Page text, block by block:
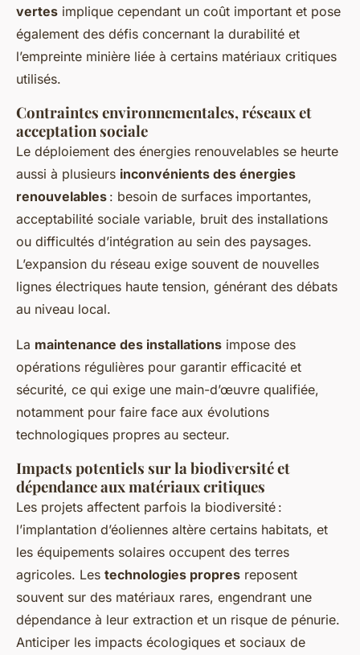
vertes implique cependant un coût important et pose
également des défis concernant la durabilité et
l’empreinte minière liée à certains matériaux critiques
utilisés.
Contraintes environnementales, réseaux et
acceptation sociale
Le déploiement des énergies renouvelables se heurte
aussi à plusieurs inconvénients des énergies
renouvelables : besoin de surfaces importantes,
acceptabilité sociale variable, bruit des installations
ou difficultés d’intégration au sein des paysages.
L’expansion du réseau exige souvent de nouvelles
lignes électriques haute tension, générant des débats
au niveau local.
La maintenance des installations impose des
opérations régulières pour garantir efficacité et
sécurité, ce qui exige une main-d’œuvre qualifiée,
notamment pour faire face aux évolutions
technologiques propres au secteur.
Impacts potentiels sur la biodiversité et
dépendance aux matériaux critiques
Les projets affectent parfois la biodiversité :
l’implantation d’éoliennes altère certains habitats, et
les équipements solaires occupent des terres
agricoles. Les technologies propres reposent
souvent sur des matériaux rares, engendrant une
dépendance à leur extraction et un risque de pénurie.
Anticiper les impacts écologiques et sociaux de